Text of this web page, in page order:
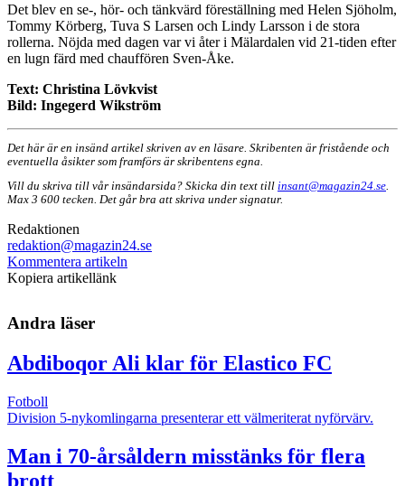
Det blev en se-, hör- och tänkvärd föreställning med Helen Sjöholm,
Tommy Körberg, Tuva S Larsen och Lindy Larsson i de stora
rollerna. Nöjda med dagen var vi åter i Mälardalen vid 21-tiden efter
en lugn färd med chauffören Sven-Åke.
Text: Christina Lövkvist
Bild: Ingegerd Wikström
Det här är en insänd artikel skriven av en läsare. Skribenten är fristående och
eventuella åsikter som framförs är skribentens egna.
Vill du skriva till vår insändarsida? Skicka din text till insant@magazin24.se.
Max 3 600 tecken. Det går bra att skriva under signatur.
Redaktionen
redaktion@magazin24.se
Kommentera artikeln
Kopiera artikellänk
Andra läser
Abdiboqor Ali klar för Elastico FC
Fotboll
Division 5-nykomlingarna presenterar ett välmeriterat nyförvärv.
Man i 70-årsåldern misstänks för flera
brott